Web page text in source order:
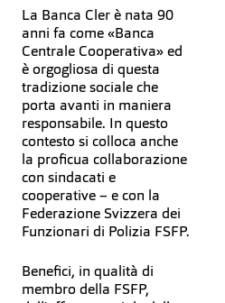
La Banca Cler è nata 90
anni fa come «Banca
Centrale Cooperativa» ed
è orgogliosa di questa
tradizione sociale che
porta avanti in maniera
responsabile. In questo
contesto si colloca anche
la proficua collaborazione
con sindacati e
cooperative – e con la
Federazione Svizzera dei
Funzionari di Polizia FSFP.
Benefici, in qualità di
membro della FSFP,